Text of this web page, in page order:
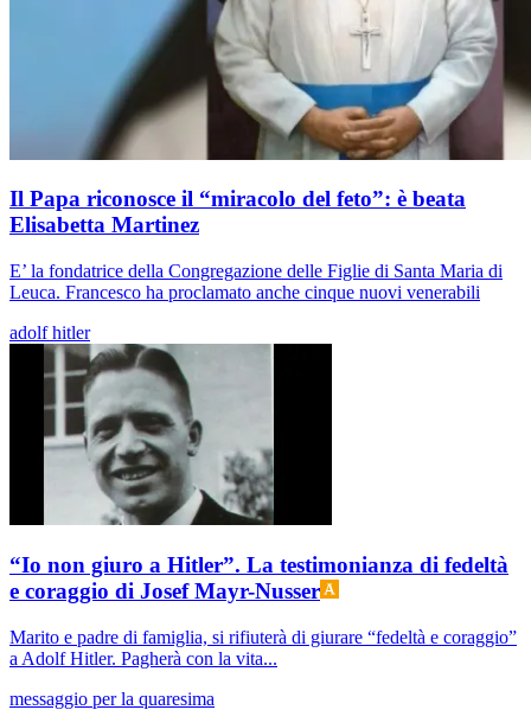
Il Papa riconosce il “miracolo del feto”: è beata
Elisabetta Martinez
E’ la fondatrice della Congregazione delle Figlie di Santa Maria di
Leuca. Francesco ha proclamato anche cinque nuovi venerabili
adolf hitler
“Io non giuro a Hitler”. La testimonianza di fedeltà
e coraggio di Josef Mayr-Nusser
Marito e padre di famiglia, si rifiuterà di giurare “fedeltà e coraggio”
a Adolf Hitler. Pagherà con la vita...
messaggio per la quaresima